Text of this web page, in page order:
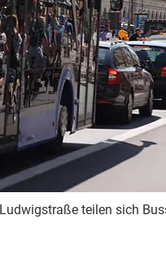
teilen sich